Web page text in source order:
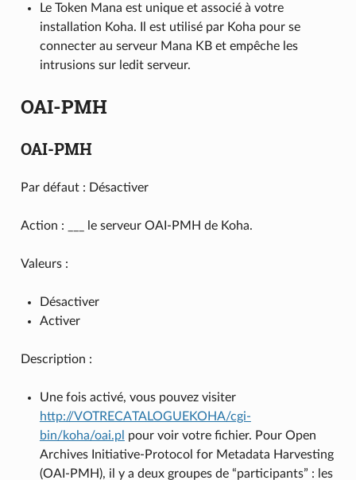
Le Token Mana est unique et associé à votre
installation Koha. Il est utilisé par Koha pour se
connecter au serveur Mana KB et empêche les
intrusions sur ledit serveur.
OAI-PMH
OAI-PMH
Par défaut : Désactiver
Action : ___ le serveur OAI-PMH de Koha.
Valeurs :
Désactiver
Activer
Description :
Une fois activé, vous pouvez visiter
http://VOTRECATALOGUEKOHA/cgi-
bin/koha/oai.pl pour voir votre fichier. Pour Open
Archives Initiative-Protocol for Metadata Harvesting
(OAI-PMH), il y a deux groupes de “participants” : les